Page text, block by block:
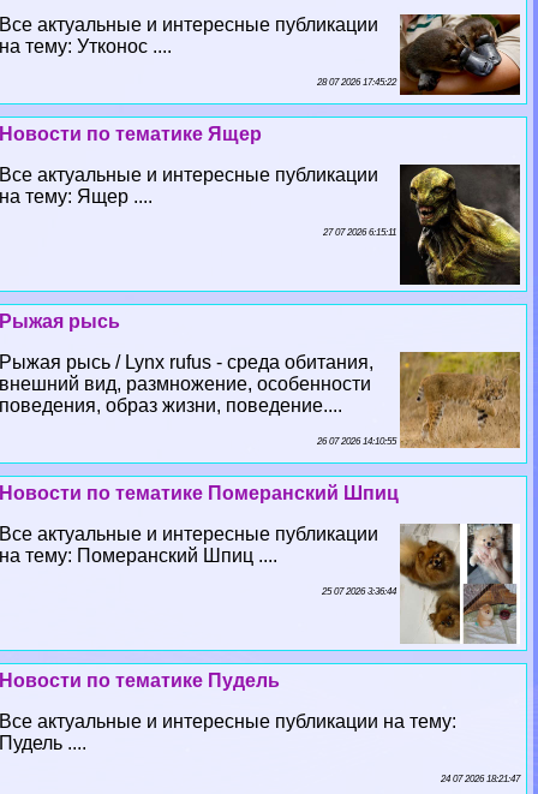
Все актуальные и интересные публикации
на тему: Утконос ....
28 07 2026 17:45:22
Новости по тематике Ящер
Все актуальные и интересные публикации
на тему: Ящер ....
27 07 2026 6:15:11
Рыжая рысь
Рыжая рысь / Lynx rufus - среда обитания,
внешний вид, размножение, особенности
поведения, образ жизни, поведение....
26 07 2026 14:10:55
Новости по тематике Померанский Шпиц
Все актуальные и интересные публикации
на тему: Померанский Шпиц ....
25 07 2026 3:36:44
Новости по тематике Пудель
Все актуальные и интересные публикации на тему:
Пудель ....
24 07 2026 18:21:47